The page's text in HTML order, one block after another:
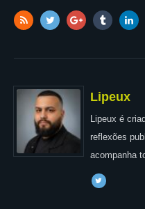
Lipeux
Lipeux é
reflexões
acompanha